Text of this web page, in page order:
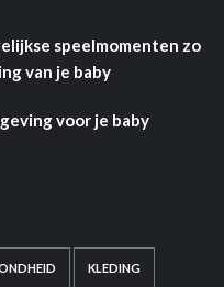
speelmomenten zo
van je baby
voor je baby
KLEDING